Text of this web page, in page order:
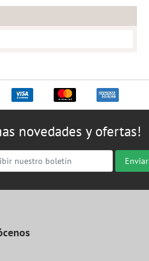
novedades y ofertas!
Enviar